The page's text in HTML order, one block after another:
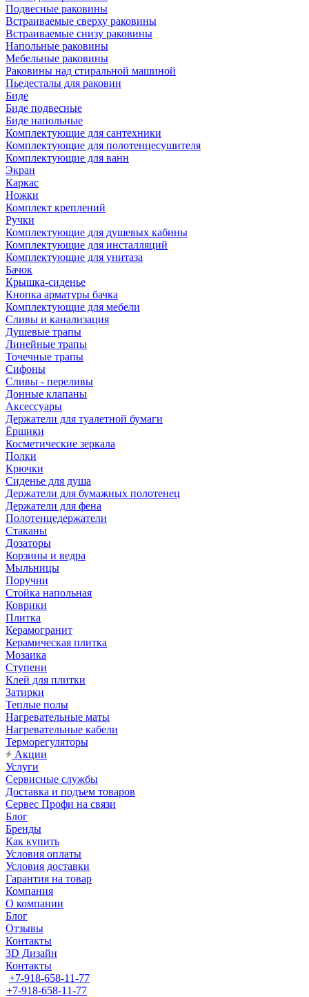
Подвесные раковины
Встраиваемые сверху раковины
Встраиваемые снизу раковины
Напольные раковины
Мебельные раковины
Раковины над стиральной машиной
Пьедесталы для раковин
Биде
Биде подвесные
Биде напольные
Комплектующие для сантехники
Комплектующие для полотенцесушителя
Комплектующие для ванн
Экран
Каркас
Ножки
Комплект креплений
Ручки
Комплектующие для душевых кабины
Комплектующие для инсталляций
Комплектующие для унитаза
Бачок
Крышка-сиденье
Кнопка арматуры бачка
Комплектующие для мебели
Сливы и канализация
Душевые трапы
Линейные трапы
Точечные трапы
Сифоны
Сливы - переливы
Донные клапаны
Аксессуары
Держатели для туалетной бумаги
Ёршики
Косметические зеркала
Полки
Крючки
Сиденье для душа
Держатели для бумажных полотенец
Держатели для фена
Полотенцедержатели
Стаканы
Дозаторы
Корзины и ведра
Мыльницы
Поручни
Стойка напольная
Коврики
Плитка
Керамогранит
Керамическая плитка
Мозаика
Ступени
Клей для плитки
Затирки
Теплые полы
Нагревательные маты
Нагревательные кабели
Терморегуляторы
Акции
Услуги
Сервисные службы
Доставка и подъем товаров
Сервес Профи на связи
Блог
Бренды
Как купить
Условия оплаты
Условия доставки
Гарантия на товар
Компания
О компании
Блог
Отзывы
Контакты
3D Дизайн
Контакты
+7-918-658-11-77
+7-918-658-11-77